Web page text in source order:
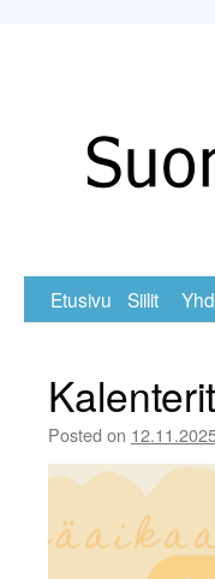
Skip
content
Etusivu Siilit
Posted on